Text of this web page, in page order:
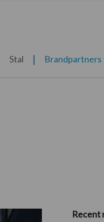
Stal Brandpartners
Recent